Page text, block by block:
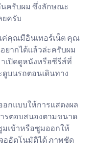
นครับผม ซึ่งลักษณะ
ยครับ
แค่คุณมีอินเทอร์เน็ต คุณ
ากได้แล้วล่ะครับผม
เปิดดูหนังหรือซีรีส์ที่
บนรถตอนเดินทาง
อกแบบให้การแสดงผล
รตอบสนองตามขนาด
มเข้าหรือซูมออกให้
ออัตโนมัติได้ ภาพชัด